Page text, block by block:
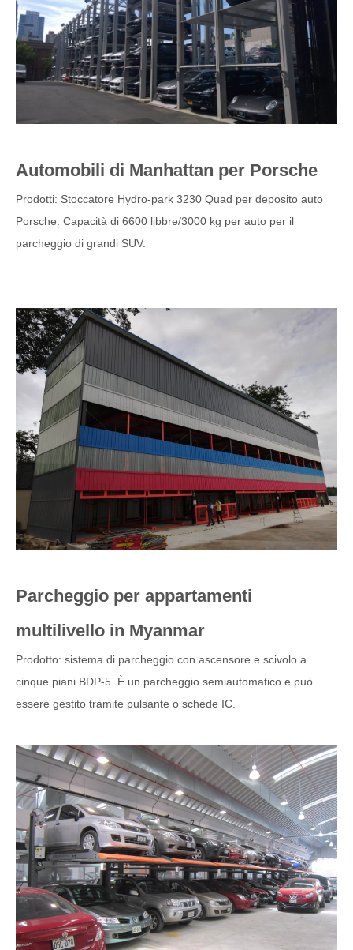
Automobili di Manhattan per Porsche
Prodotti: Stoccatore Hydro-park 3230 Quad per deposito auto
Porsche. Capacità di 6600 libbre/3000 kg per auto per il
parcheggio di grandi SUV.
Parcheggio per appartamenti
multilivello in Myanmar
Prodotto: sistema di parcheggio con ascensore e scivolo a
cinque piani BDP-5. È un parcheggio semiautomatico e può
essere gestito tramite pulsante o schede IC.